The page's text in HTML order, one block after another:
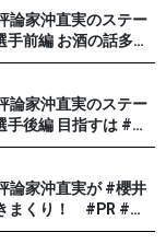
家沖直実のステー
の話多め
家沖直実のステー
後編 目指すは #田
ん
家沖直実が #櫻井
まくり！ #PR #松